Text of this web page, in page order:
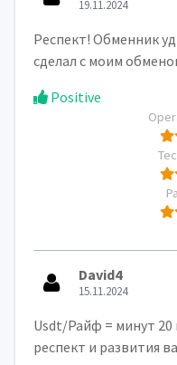
19.11.2024
Респект! Обменник
сделал с моим
Positive
David4
15.11.2024
Usdt/Райф = минут
респект и развития